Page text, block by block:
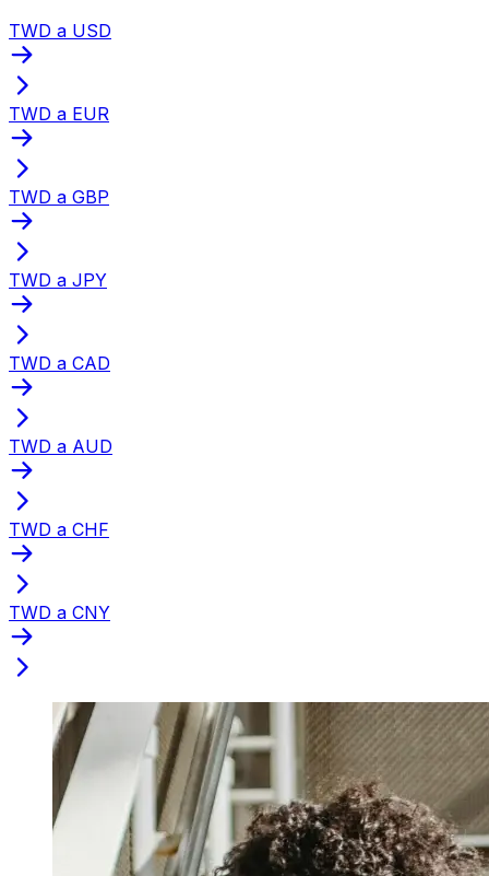
TWD a USD
TWD a EUR
TWD a GBP
TWD a JPY
TWD a CAD
TWD a AUD
TWD a CHF
TWD a CNY